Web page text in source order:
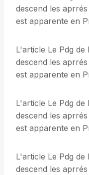
descend les
est apparente en
L'article Le Pdg
descend les
est apparente en
L'article Le Pdg
descend les
est apparente en
L'article Le Pdg
descend les